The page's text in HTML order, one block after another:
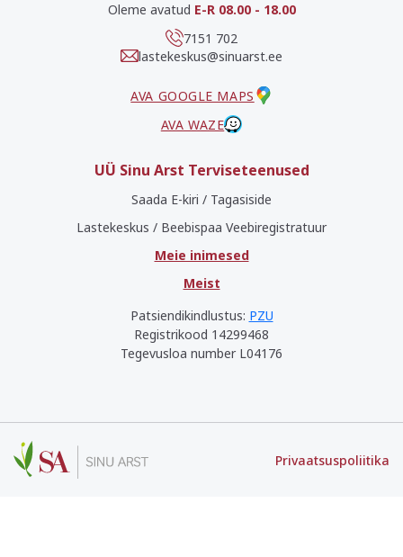
Oleme avatud E-R 08.00 - 18.00
7151 702
lastekeskus@sinuarst.ee
AVA GOOGLE MAPS
AVA WAZE
UÜ Sinu Arst Terviseteenused
Saada E-kiri / Tagasiside
Lastekeskus / Beebispaa Veebiregistratuur
Meie inimesed
Meist
Patsiendikindlustus: PZU
Registrikood 14299468
Tegevusloa number L04176
Privaatsuspoliitika